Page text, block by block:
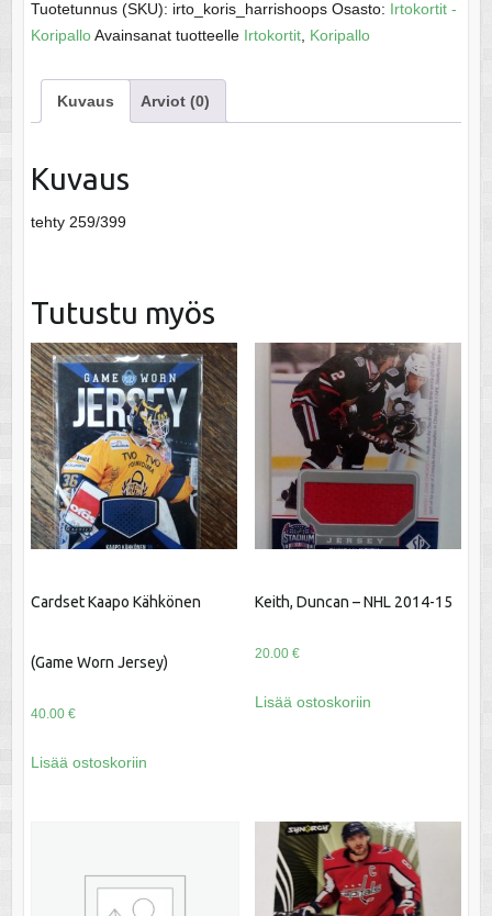
-
NBA
15
määrä
Tuotetunnus (SKU): irto_koris_harrishoops Osasto: Irtokortit -
KoripalloAvainsanat tuotteelle Irtokortit, Koripallo
Kuvaus Arviot (0)
Kuvaus
tehty 259/399
Tutustu myös
Cardset Kaapo Kähkönen
(Game Worn Jersey)
40.00 €
Lisää ostoskoriin
Keith, Duncan – NHL 2014-15
20.00 €
Lisää ostoskoriin